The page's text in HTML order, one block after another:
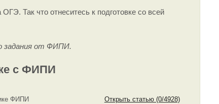
Так что отнеситесь к подготовке со всей
задания от ФИПИ.
с ФИПИ
ФИПИ Открыть статью (0/4928)